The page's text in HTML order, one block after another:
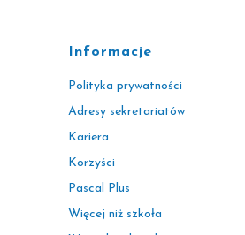
Informacje
Polityka prywatności
Adresy sekretariatów
Kariera
Korzyści
Pascal Plus
Więcej niż szkoła